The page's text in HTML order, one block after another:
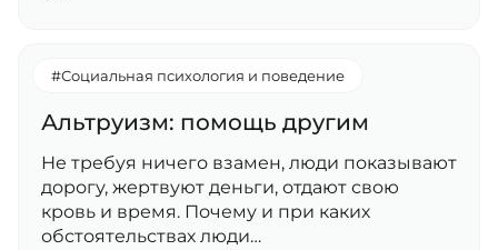
#Социальная психология и поведение
Альтруизм: помощь другим
Не требуя ничего взамен, люди показывают
дорогу, жертвуют деньги, отдают свою
кровь и время. Почему и при каких
обстоятельствах люди…